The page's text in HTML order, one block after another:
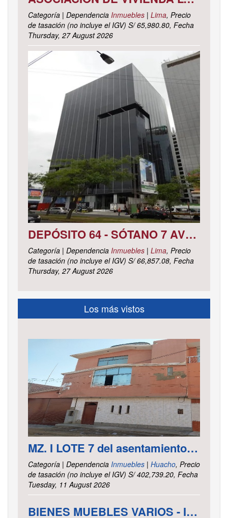
Categoría | Dependencia Inmuebles | Lima, Precio
de tasación (no incluye el IGV) S/ 65,980.80, Fecha
Thursday, 27 August 2026
DEPÓSITO 64 - SÓTANO 7 AVENIDA CIRCUNVALACIÓN DEL CLUB GOLF LOS INCAS N° 152 URBANIZACIÓN LOTIZACIÓN CLUB GOLF LOS INCAS DISTRITO SANTIAGO DE SURCO, PROVINCIA Y DEPARTAMENTO DE LIMA
Categoría | Dependencia Inmuebles | Lima, Precio
de tasación (no incluye el IGV) S/ 66,857.08, Fecha
Thursday, 27 August 2026
Los más vistos
MZ. I LOTE 7 del asentamiento Humano las Delicias – Paramonga – Barranca – Lima
Categoría | Dependencia Inmuebles | Huacho, Precio
de tasación (no incluye el IGV) S/ 402,739.20, Fecha
Tuesday, 11 August 2026
BIENES MUEBLES VARIOS - INTENDENCIA DE TRIBUTOS INTERNOS MADRE DE DIOS